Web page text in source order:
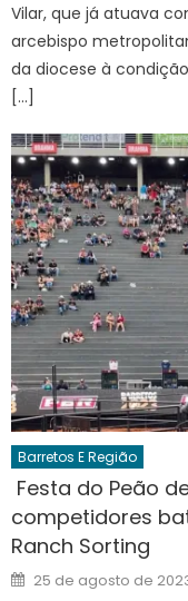
Vilar, que já atuava
arcebispo
da diocese à
[…]
Barretos E Região
Festa do Peão
competidores
Ranch Sorting
Posted
on
25 de agosto de